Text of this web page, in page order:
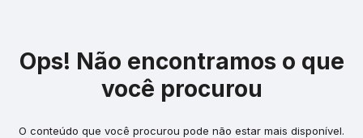
Ops! Não encontramos o que
você procurou
O conteúdo que você procurou pode não estar mais disponível.